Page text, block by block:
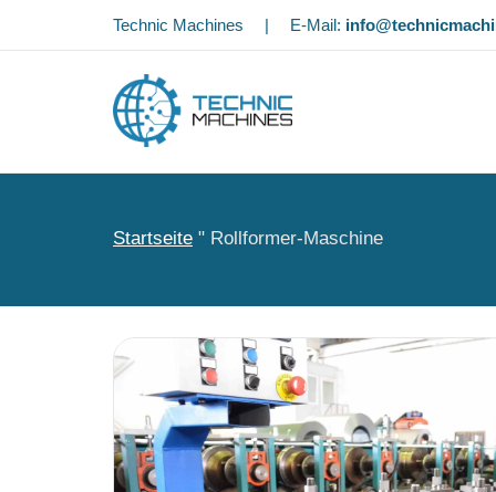
Technic Machines | E-Mail:
Startseite " Rollformer-Maschine